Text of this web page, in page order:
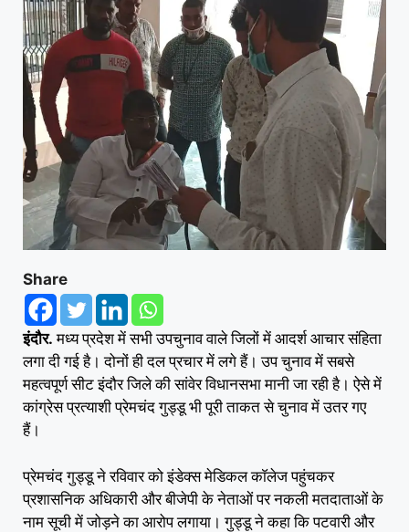
Share
इंदौर. मध्य प्रदेश में सभी उपचुनाव वाले जिलों में आदर्श आचार संहिता
लगा दी गई है। दोनों ही दल प्रचार में लगे हैं। उप चुनाव में सबसे
महत्वपूर्ण सीट इंदौर जिले की सांवेर विधानसभा मानी जा रही है। ऐसे में
कांग्रेस प्रत्याशी प्रेमचंद गुड्डू भी पूरी ताकत से चुनाव में उतर गए
हैं।
प्रेमचंद गुड्डू ने रविवार को इंडेक्स मेडिकल काॅलेज पहुंचकर
प्रशासनिक अधिकारी और बीजेपी के नेताओं पर नकली मतदाताओं के
नाम सूची में जोड़ने का आरोप लगाया। गुड्डू ने कहा कि पटवारी और